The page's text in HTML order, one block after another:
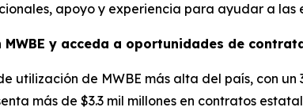
apoyo y experiencia para ayudar a las
y acceda a oportunidades de
utilización de MWBE más alta del país, con
más de $3.3 mil millones en contratos